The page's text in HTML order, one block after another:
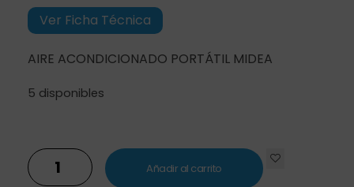
Ver Ficha Técnica
AIRE ACONDICIONADO PORTÁTIL MIDEA
5 disponibles
Añadir al carrito